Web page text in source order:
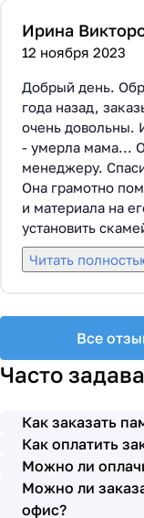
Ирина
12 ноября 2023
Добрый день.
года назад,
очень довольны.
- умерла мама...
менеджеру.
Она грамотно
и материала на
установить
по общему
представленные
все этапы
без нареканий с
просьбы учтены.
бригада
раз я поросила,
бригаду. Мне
работают
всю технологию,
Читать
Все
Часто
Как заказать
Как оплатить
Можно ли
Можно ли
офис?